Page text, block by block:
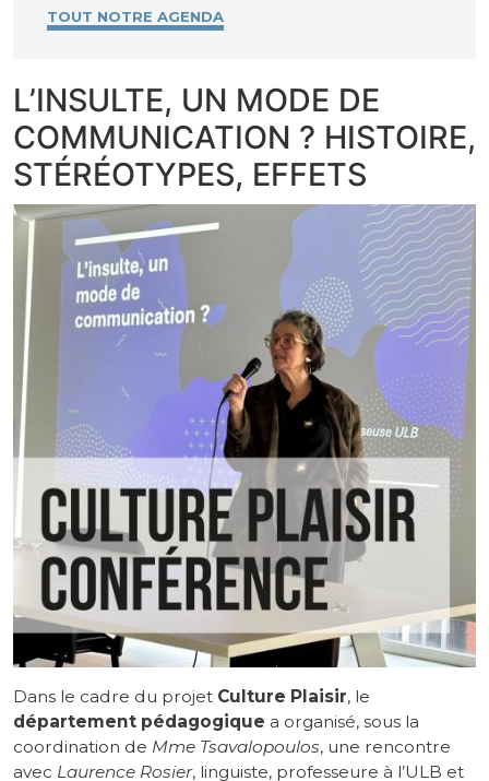
L’INSULTE, UN MODE DE
COMMUNICATION ? HISTOIRE,
STÉRÉOTYPES, EFFETS
Dans le cadre du projet Culture Plaisir, le
département pédagogique a organisé, sous la
coordination de Mme Tsavalopoulos, une rencontre
avec Laurence Rosier, linguiste, professeure à l’ULB et
TOUT NOTRE AGENDA